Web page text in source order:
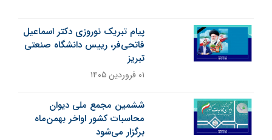
پیام تبریک نوروزی دکتر اسماعیل
فاتحی‌فر، رییس دانشگاه صنعتی
تبریز
۰۱ فروردین ۱۴۰۵
ششمین مجمع ملی دیوان
محاسبات کشور اواخر بهمن‌ماه
برگزار می‌شود